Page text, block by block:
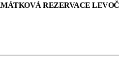
REZERVACE